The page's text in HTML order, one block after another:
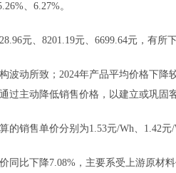
、6.27%。
元、8201.19元、6699.64元，有所
波动所致；2024年产品平均价格下
过主动降低销售价格，以建立或巩固
销售单价分别为1.53元/Wh、1.42元/
同比下降7.08%，主要系受上游原材